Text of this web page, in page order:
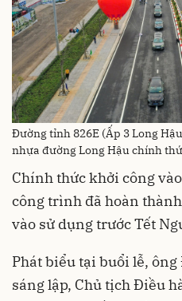
Đường tỉnh 826E (Ấp 3 Long
nhựa đường Long Hậu chính
Chính thức khởi công
công trình đã hoàn
vào sử dụng trước Tết
Phát biểu tại buổi lễ,
sáng lập, Chủ tịch Điều